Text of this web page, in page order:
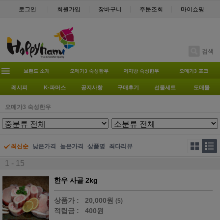
로그인 회원가입 장바구니 주문조회 마이쇼핑
검색
브랜드 소개 오메가3 숙성한우 저지방 숙성한우 오메가3 포크
레시피 K-파머스 공지사항 구매후기 선물세트 도매몰
오메가3 숙성한우
최신순 낮은가격 높은가격 상품명 최다리뷰
1 - 15
한우 사골 2kg
상품가 : 20,000원 (5)
적립금 : 400원